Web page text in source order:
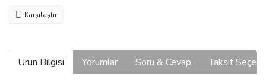
Karşılaştır
Ürün Bilgisi Yorumlar Soru & Cevap Taksit